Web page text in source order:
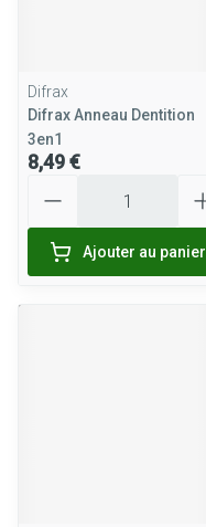
Difrax
Difrax Anneau Dentition
3en1
8,49 €
Ajouter au panier